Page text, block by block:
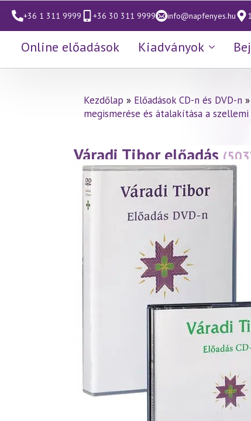
+36 1 311 9999 +36 30 311 9999 info@napfenyes.hu
Online előadások Kiadványok
Kezdőlap » Előadások CD-n és DVD-n »
megismerése és átalakítása a
Váradi Tibor előadás
14. rész – Bűntudat és